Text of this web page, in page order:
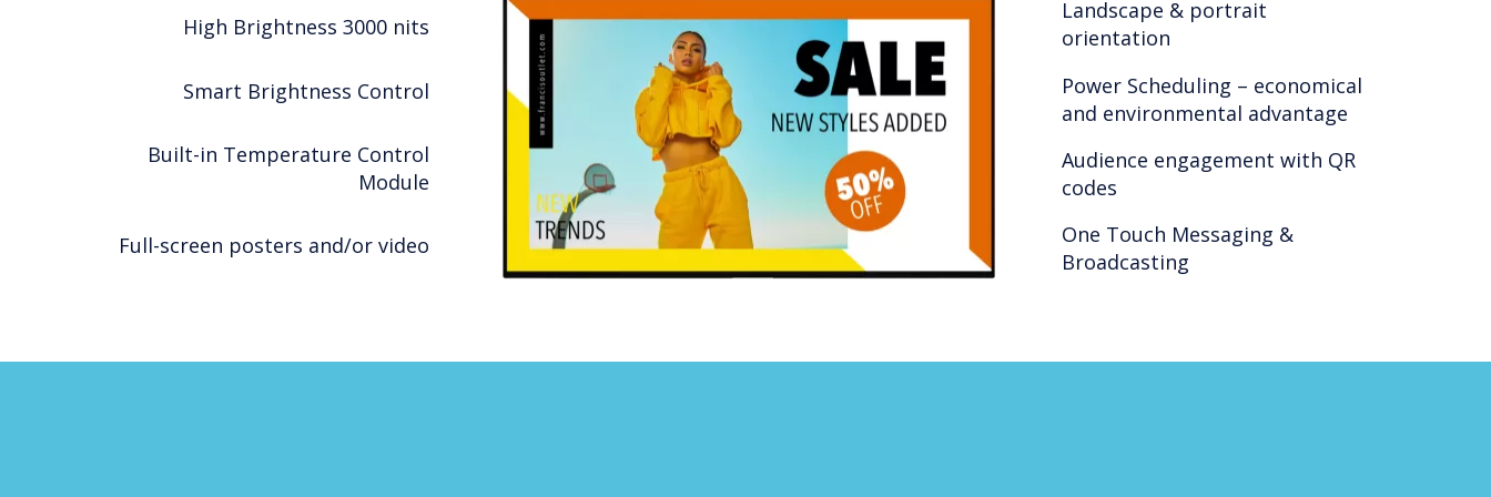
High Brightness 3000 nits
Smart Brightness Control
Built-in Temperature Control
Module
Full-screen posters and/or video
Landscape & portrait
orientation
Power Scheduling – economical
and environmental advantage
Audience engagement with QR
codes
One Touch Messaging &
Broadcasting